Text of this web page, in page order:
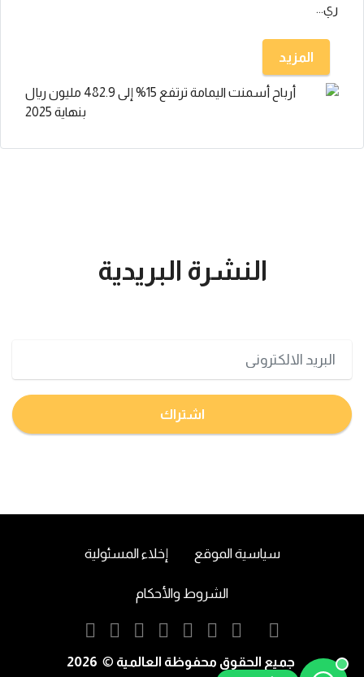
ري...
المزيد
النشرة البريدية
اشتراك
إخلاء المسئولية سياسية الموقع
الشروط والأحكام
جميع الحقوق محفوظة العالمية ©